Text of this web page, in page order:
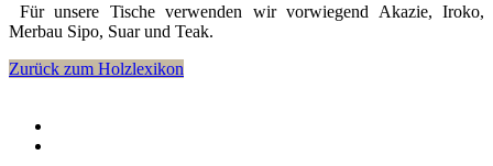
Für unsere Tische verwenden wir vorwiegend Akazie, Iroko,
Merbau Sipo, Suar und Teak.
Zurück zum Holzlexikon